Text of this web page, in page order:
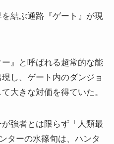
結ぶ通路『ゲート』が現
』と呼ばれる超常的な能
し、ゲート内のダンジョ
大きな対価を得ていた。
強者とは限らず「人類最
ターの水篠旬は、ハンタ